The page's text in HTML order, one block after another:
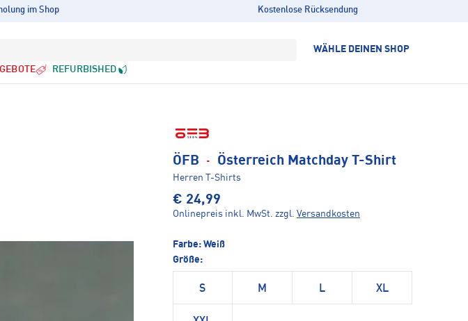
im Shop Kostenlose Rücksendung
WÄHLE DEINEN SHOP
REFURBISHED
ÖFB · Österreich Matchday T-Shirt
Herren T-Shirts
€ 24,99
Onlinepreis inkl. MwSt. zzgl. Versandkosten
Farbe: Weiß
Größe:
S M L XL